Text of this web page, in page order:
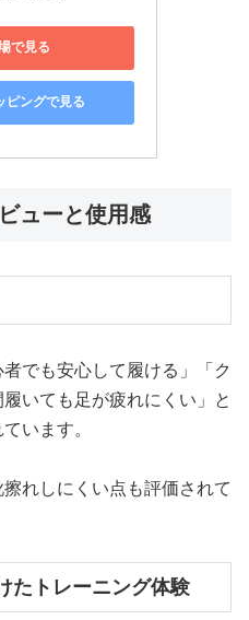
で見る
ピングで見る
ューと使用感
でも安心して履ける」「ク
いても足が疲れにくい」と
います。
れしにくい点も評価されて
たトレーニング体験